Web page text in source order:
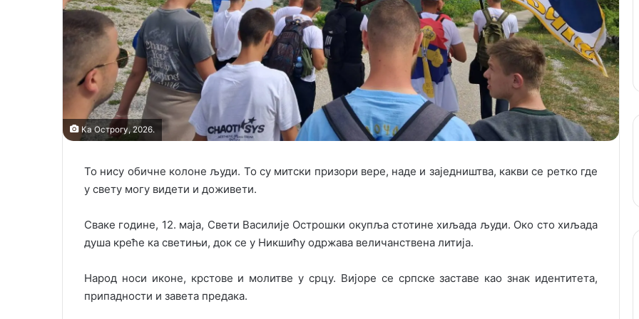
Ка Острогу, 2026.
То нису обичне колоне људи. То су митски призори вере, наде и заједништва, какви се ретко где
у свету могу видети и доживети.
Сваке године, 12. маја, Свети Василије Острошки окупља стотине хиљада људи. Око сто хиљада
душа креће ка светињи, док се у Никшићу одржава величанствена литија.
Народ носи иконе, крстове и молитве у срцу. Вијоре се српске заставе као знак идентитета,
припадности и завета предака.